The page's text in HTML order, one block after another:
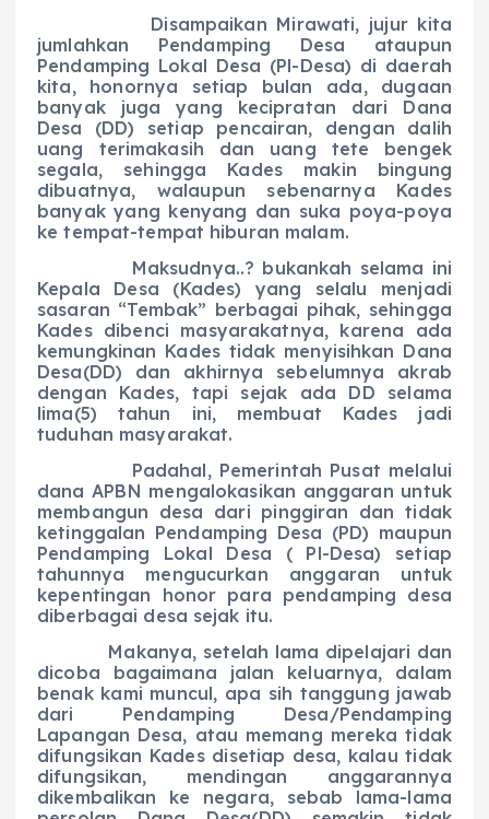
Disampaikan Mirawati, jujur kita
jumlahkan Pendamping Desa ataupun
Pendamping Lokal Desa (Pl-Desa) di daerah
kita, honornya setiap bulan ada, dugaan
banyak juga yang kecipratan dari Dana
Desa (DD) setiap pencairan, dengan dalih
uang terimakasih dan uang tete bengek
segala, sehingga Kades makin bingung
dibuatnya, walaupun sebenarnya Kades
banyak yang kenyang dan suka poya-poya
ke tempat-tempat hiburan malam.
Maksudnya..? bukankah selama ini
Kepala Desa (Kades) yang selalu menjadi
sasaran “Tembak” berbagai pihak, sehingga
Kades dibenci masyarakatnya, karena ada
kemungkinan Kades tidak menyisihkan Dana
Desa(DD) dan akhirnya sebelumnya akrab
dengan Kades, tapi sejak ada DD selama
lima(5) tahun ini, membuat Kades jadi
tuduhan masyarakat.
Padahal, Pemerintah Pusat melalui
dana APBN mengalokasikan anggaran untuk
membangun desa dari pinggiran dan tidak
ketinggalan Pendamping Desa (PD) maupun
Pendamping Lokal Desa ( Pl-Desa) setiap
tahunnya mengucurkan anggaran untuk
kepentingan honor para pendamping desa
diberbagai desa sejak itu.
Makanya, setelah lama dipelajari dan
dicoba bagaimana jalan keluarnya, dalam
benak kami muncul, apa sih tanggung jawab
dari Pendamping Desa/Pendamping
Lapangan Desa, atau memang mereka tidak
difungsikan Kades disetiap desa, kalau tidak
difungsikan, mendingan anggarannya
dikembalikan ke negara, sebab lama-lama